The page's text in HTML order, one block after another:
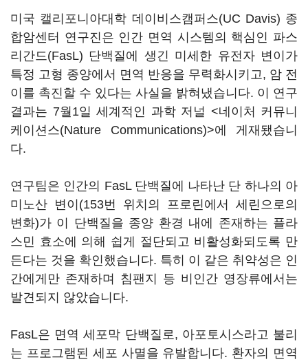
미국 캘리포니아대학 데이비스캠퍼스(UC Davis) 종
합암센터 연구진은 인간 면역 시스템의 핵심인 파스
리간드(FasL) 단백질에 생긴 미세한 유전자 변이가
특정 고형 종양에서 면역 반응을 무력화시키고, 암 전
이를 촉진할 수 있다는 사실을 밝혀냈습니다. 이 연구
결과는 7월1일 세계적인 과학 저널 <네이처 커뮤니
케이션스(Nature Communications)>에 게재됐습니
다.
연구팀은 인간의 FasL 단백질에 나타난 단 하나의 아
미노산 변이(153번 위치의 프로린에서 세린으로의
변화)가 이 단백질을 종양 환경 내에 존재하는 플라
스민 효소에 의해 쉽게 절단되고 비활성화되도록 만
든다는 것을 확인했습니다. 특히 이 같은 취약성은 인
간에게만 존재하며 침팬지 등 비인간 영장류에서는
발견되지 않았습니다.
FasL은 면역 세포막 단백질로, 아포토시스라고 불리
는 프로그램된 세포 사멸을 유발합니다. 환자의 면역